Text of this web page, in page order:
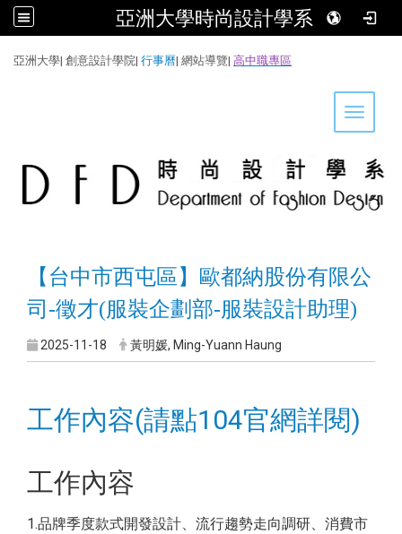
亞洲大學時尚設計學系
亞洲大學| 創意設計學院| 行事曆| 網站導覽| 高中職專區
Toggle
【台中市西屯區】歐都納股份有限公
司-徵才(服裝企劃部-服裝設計助理)
2025-11-18 黃明媛, Ming-Yuann Haung
工作內容(請點104官網詳閱)
工作內容
1.品牌季度款式開發設計、流行趨勢走向調研、消費市